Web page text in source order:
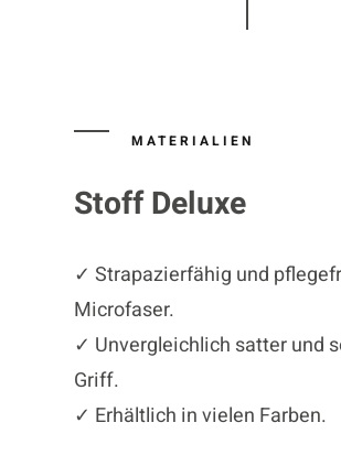
MATERIALIEN
Stoff Deluxe
✓ Strapazierfähig und
Microfaser.
✓ Unvergleichlich satter und
Griff.
✓ Erhältlich in vielen Farben.